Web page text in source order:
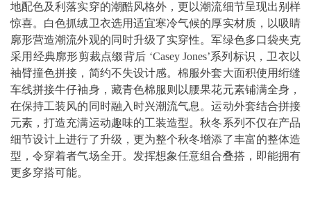
地配色及利落实穿的潮酷风格外，更以潮流细节呈现出别样
惊喜。白色抓绒卫衣选用适宜寒冷气候的厚实材质，以吸睛
廓形营造潮流外观的同时升级了实穿性。军绿色多口袋夹克
采用经典廓形剪裁点缀背后 ‘Casey Jones’系列标识，卫衣以
袖臂撞色拼接，简约不失设计感。棉服外套大面积使用绗缝
车线拼接牛仔袖身，藏青色棉服则以腰果花元素铺满全身，
在保持工装风的同时融入时兴潮流气息。运动外套结合拼接
元素，打造充满运动趣味的工装造型。秋冬系列不仅在产品
细节设计上进行了升级，更为整个秋冬增添了丰富的整体造
型，令穿着者气场全开。发挥想象任意组合叠搭，即能拥有
更多穿搭可能。